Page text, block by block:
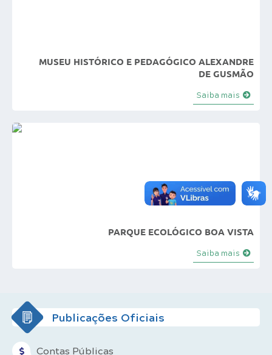
MUSEU HISTÓRICO E PEDAGÓGICO ALEXANDRE
DE GUSMÃO
Saiba mais
PARQUE ECOLÓGICO BOA VISTA
Saiba mais
Publicações Oficiais
Contas Públicas